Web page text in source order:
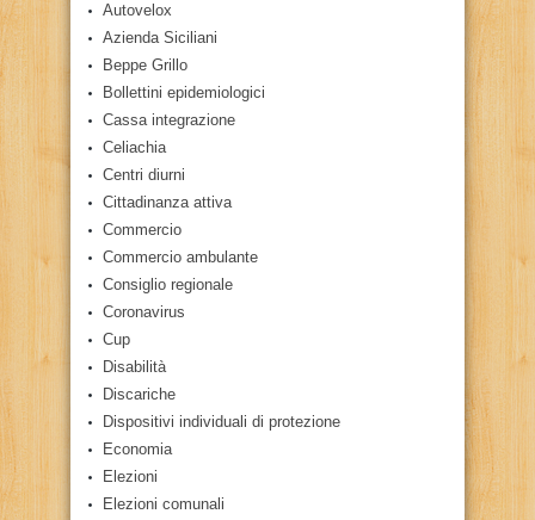
Autovelox
Azienda Siciliani
Beppe Grillo
Bollettini epidemiologici
Cassa integrazione
Celiachia
Centri diurni
Cittadinanza attiva
Commercio
Commercio ambulante
Consiglio regionale
Coronavirus
Cup
Disabilità
Discariche
Dispositivi individuali di protezione
Economia
Elezioni
Elezioni comunali